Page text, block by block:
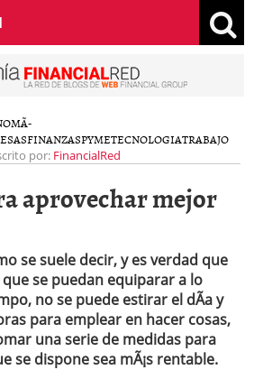
FINANZASPYMETECNOLOGIATRABAJO
por: FinancialRed
aprovechar mejor
se suele decir, y es verdad que
se puedan equiparar a lo
no se puede estirar el dÃ­a y
para emplear en hacer cosas,
una serie de medidas para
se dispone sea mÃ¡s rentable.